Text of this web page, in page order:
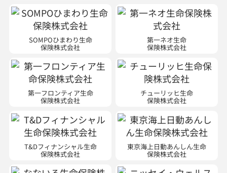
SOMPOひまわり生命
保険株式会社
第一ネオ生命
保険株式会社
第一フロンティア生命
保険株式会社
チューリッヒ生命
保険株式会社
T&Dフィナンシャル生命
保険株式会社
東京海上日動あんしん生命
保険株式会社